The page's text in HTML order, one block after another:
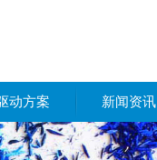
动方案 新闻资讯